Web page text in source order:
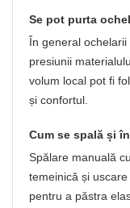
Se pot purta
În general
presiunii
volum local pot fi
și confortul.
Cum se spală și
Spălare manuală
temeinică și
pentru a păstra